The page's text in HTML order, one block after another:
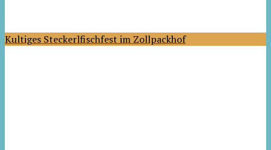
Kultiges Steckerlfischfest im Zollpackhof